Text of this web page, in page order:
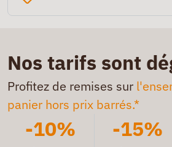
Nos tarifs sont
Profitez de remises sur
panier hors prix barrés.*
-10% -15%